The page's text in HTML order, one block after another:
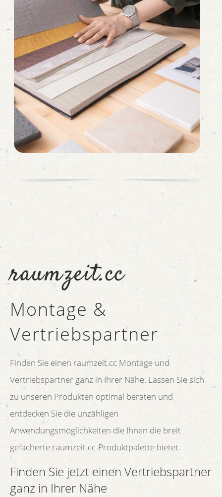
raumzeit.cc
Montage &
Vertriebspartner
Finden Sie einen raumzeit.cc Montage und
Vertriebspartner ganz in Ihrer Nähe. Lassen Sie sich
zu unseren Produkten optimal beraten und
entdecken Sie die unzähligen
Anwendungsmöglichkeiten die Ihnen die breit
gefächerte raumzeit.cc-Produktpalette bietet.
Finden Sie jetzt einen Vertriebspartner
ganz in Ihrer Nähe